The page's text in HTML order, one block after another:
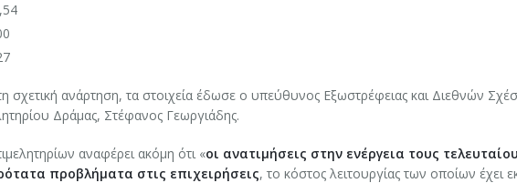
σχετική ανάρτηση, τα στοιχεία έδωσε ο υπεύθυνος Εξωστρέφειας και Διεθνών
Δράμας, Στέφανος Γεωργιάδης.
αναφέρει ακόμη ότι «οι ανατιμήσεις στην ενέργεια τους
προβλήματα στις επιχειρήσεις, το κόστος λειτουργίας των οποίων έχει